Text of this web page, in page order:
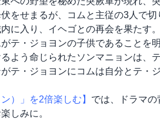
をせまるが、コムと主従の3人で
に入り、イヘゴとの再会を果たす
テ・ジョヨンの子供であることを
よう命じられたソンマニョンは、
テ・ジョヨンにコムは自分とテ・
）」を2倍楽しむ】 では、ドラマ
しみに。